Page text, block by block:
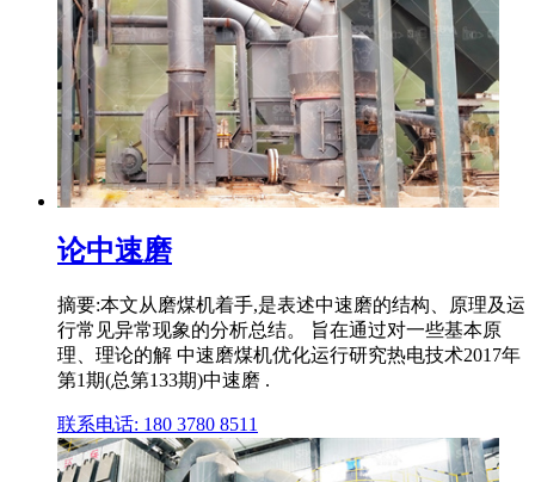
论中速磨
摘要:本文从磨煤机着手,是表述中速磨的结构、原理及运
行常见异常现象的分析总结。 旨在通过对一些基本原
理、理论的解 中速磨煤机优化运行研究热电技术2017年
第1期(总第133期)中速磨 .
联系电话: 180 3780 8511